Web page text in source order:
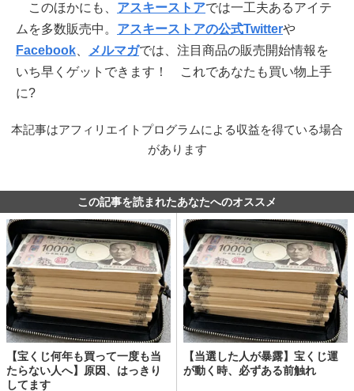
このほかにも、 アスキーストアでは一工夫あるアイテ
ムを多数販売中。 アスキーストアの公式Twitterや
Facebook、 メルマガでは、注目商品の販売開始情報を
いち早くゲットできます！ これであなたも買い物上手
に?
本記事はアフィリエイトプログラムによる収益を得ている場合
があります
この記事を読まれたあなたへのオススメ
【宝くじ何年も買って一度も当
たらない人へ】原因、はっきり
してます
【当選した人が暴露】宝くじ運
が動く時、必ずある前触れ